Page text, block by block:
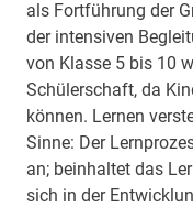
als Fortführung der
der intensiven
von Klasse 5 bis 10
Schülerschaft, da
können. Lernen
Sinne: Der
an; beinhaltet das
sich in der